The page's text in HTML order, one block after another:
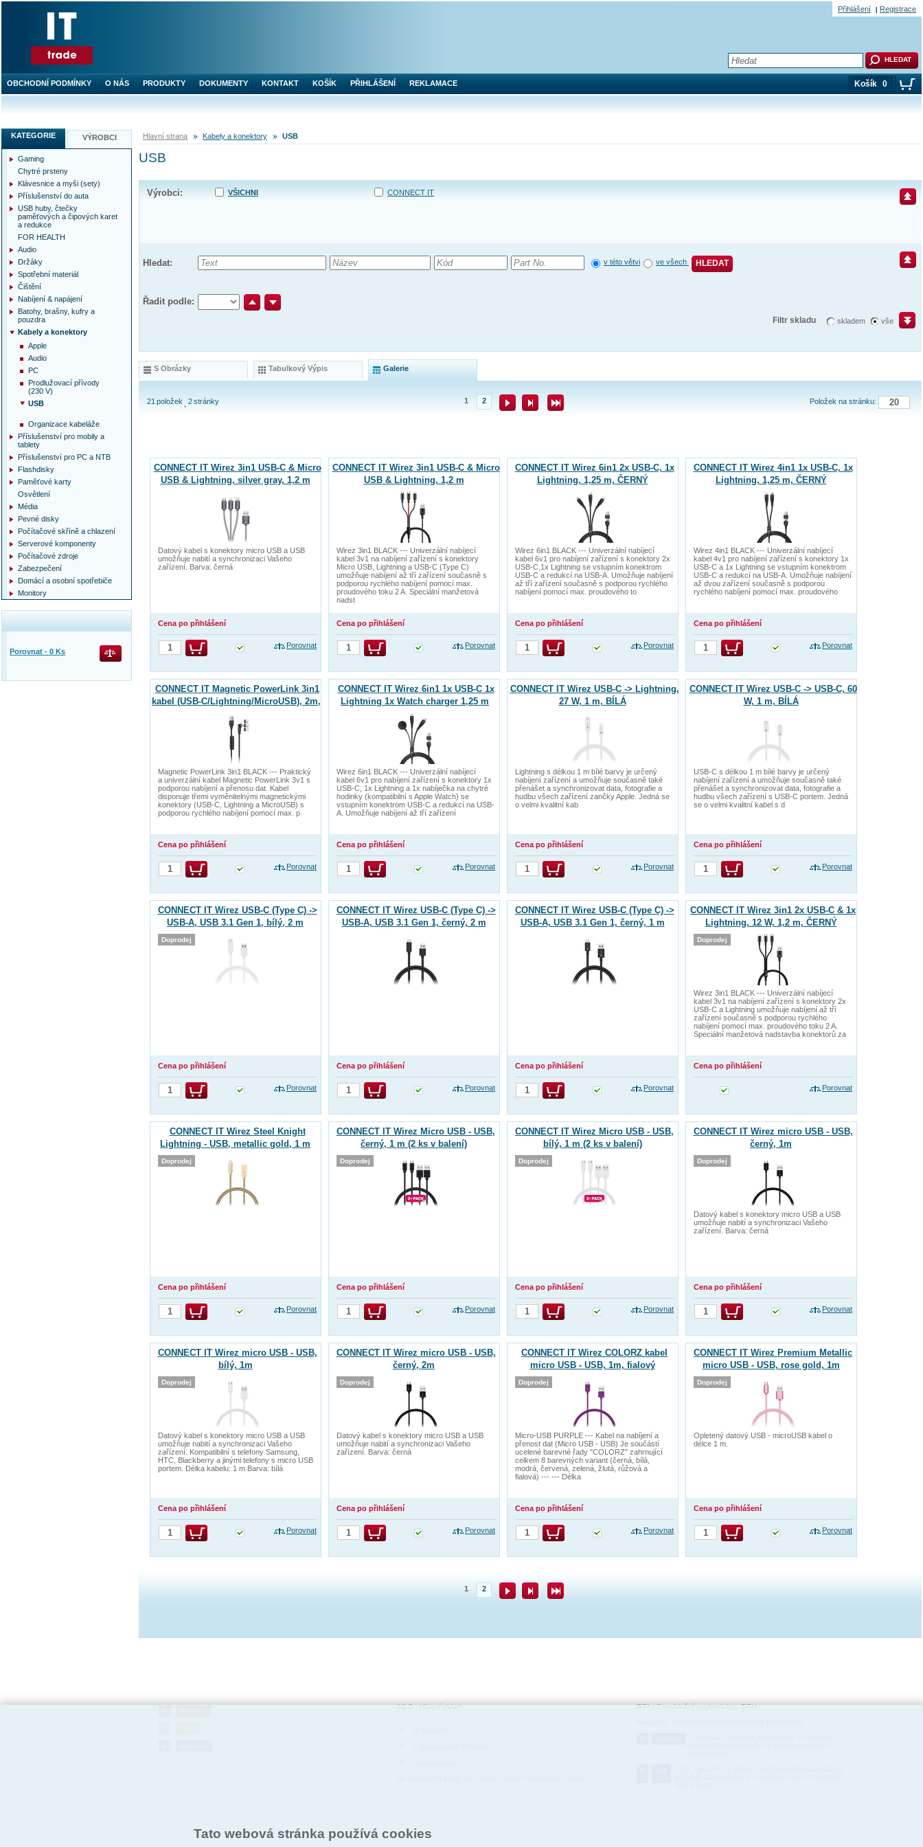
Hlavní strana Kabely a konektory USB
USB
Výrobci: VŠICHNI CONNECT IT
Hledat: v této větvi ve všech HLEDAT
Řadit podle:
Filtr skladu skladem vše
S Obrázky Tabulkový Výpis Galerie
Položek na stránku:
21 položek 2stránky 1 2
CONNECT IT Wirez 3in1 USB-C & Micro
USB & Lightning, silver gray, 1,2 m
Datový kabel s konektory micro USB a USB
umožňuje nabití a synchronizaci Vašeho
zařízení. Barva: černá
Cena po přihlášení
Porovnat
CONNECT IT Wirez 3in1 USB-C & Micro
USB & Lightning, 1,2 m
Wirez 3in1 BLACK --- Univerzální nabíjecí
kabel 3v1 na nabíjení zařízení s konektory
Micro USB, Lightning a USB-C (Type C)
umožňuje nabíjení až tří zařízení současně s
podporou rychlého nabíjení pomocí max.
proudového toku 2 A. Speciální manžetová
nadst
Cena po přihlášení
Porovnat
CONNECT IT Wirez 6in1 2x USB-C, 1x
Lightning, 1,25 m, ČERNÝ
Wirez 6in1 BLACK --- Univerzální nabíjecí
kabel 6v1 pro nabíjení zařízení s konektory 2x
USB-C,1x Lightning se vstupním konektrom
USB-C a redukcí na USB-A. Umožňuje nabíjení
až tří zařízení současně s podporou rychlého
nabíjení pomocí max. proudového to
Cena po přihlášení
Porovnat
CONNECT IT Wirez 4in1 1x USB-C, 1x
Lightning, 1,25 m, ČERNÝ
Wirez 4in1 BLACK --- Univerzální nabíjecí
kabel 4v1 pro nabíjení zařízení s konektory 1x
USB-C a 1x Lightning se vstupním konektrom
USB-C a redukcí na USB-A. Umožňuje nabíjení
až dvou zařízení současně s podporou
rychlého nabíjení pomocí max. proudového
Cena po přihlášení
Porovnat
CONNECT IT Magnetic PowerLink 3in1
kabel (USB-C/Lightning/MicroUSB), 2m,
ČERNÁ
Magnetic PowerLink 3in1 BLACK --- Praktický
a univerzální kabel Magnetic PowerLink 3v1 s
podporou nabíjení a přenosu dat. Kabel
disponuje třemi vyměnitelnými magnetickými
konektory (USB-C, Lightning a MicroUSB) s
podporou rychlého nabíjení pomocí max. p
Cena po přihlášení
Porovnat
CONNECT IT Wirez 6in1 1x USB-C 1x
Lightning 1x Watch charger 1,25 m
ČERNÝ
Wirez 6in1 BLACK --- Univerzální nabíjecí
kabel 6v1 pro nabíjení zařízení s konektory 1x
USB-C, 1x Lightning a 1x nabíječka na chytré
hodinky (kompatibilní s Apple Watch) se
vstupním konektrom USB-C a redukcí na USB-
A. Umožňuje nabíjení až tří zařízení
Cena po přihlášení
Porovnat
CONNECT IT Wirez USB-C -> Lightning,
27 W, 1 m, BÍLÁ
Lightning s délkou 1 m bílé barvy je určený
nabíjení zařízení a umožňuje současně také
přenášet a synchronizovat data, fotografie a
hudbu všech zařízení zančky Apple. Jedná se
o velmi kvalitní kab
Cena po přihlášení
Porovnat
CONNECT IT Wirez USB-C -> USB-C, 60
W, 1 m, BÍLÁ
USB-C s délkou 1 m bílé barvy je určený
nabíjení zařízení a umožňuje současně také
přenášet a synchronizovat data, fotografie a
hudbu všech zařízení s USB-C portem. Jedná
se o velmi kvalitní kabel s d
Cena po přihlášení
Porovnat
CONNECT IT Wirez USB-C (Type C) ->
USB-A, USB 3.1 Gen 1, bílý, 2 m
Cena po přihlášení
Porovnat
Doprodej
CONNECT IT Wirez USB-C (Type C) ->
USB-A, USB 3.1 Gen 1, černý, 2 m
Cena po přihlášení
Porovnat
CONNECT IT Wirez USB-C (Type C) ->
USB-A, USB 3.1 Gen 1, černý, 1 m
Cena po přihlášení
Porovnat
CONNECT IT Wirez 3in1 2x USB-C & 1x
Lightning, 12 W, 1,2 m, ČERNÝ
Wirez 3in1 BLACK --- Univerzální nabíjecí
kabel 3v1 na nabíjení zařízení s konektory 2x
USB-C a Lightning umožňuje nabíjení až tří
zařízení současně s podporou rychlého
nabíjení pomocí max. proudového toku 2 A.
Speciální manžetová nadstavba konektorů za
Cena po přihlášení
Porovnat
Doprodej
CONNECT IT Wirez Steel Knight
Lightning - USB, metallic gold, 1 m
Cena po přihlášení
Porovnat
Doprodej
CONNECT IT Wirez Micro USB - USB,
černý, 1 m (2 ks v balení)
Cena po přihlášení
Porovnat
Doprodej
CONNECT IT Wirez Micro USB - USB,
bílý, 1 m (2 ks v balení)
Cena po přihlášení
Porovnat
Doprodej
CONNECT IT Wirez micro USB - USB,
černý, 1m
Datový kabel s konektory micro USB a USB
umožňuje nabití a synchronizaci Vašeho
zařízení. Barva: černá
Cena po přihlášení
Porovnat
Doprodej
CONNECT IT Wirez micro USB - USB,
bílý, 1m
Datový kabel s konektory micro USB a USB
umožňuje nabití a synchronizaci Vašeho
zařízení. Kompatibilní s telefony Samsung,
HTC, Blackberry a jinými telefony s micro USB
portem. Délka kabelu: 1 m Barva: bílá
Cena po přihlášení
Porovnat
Doprodej
CONNECT IT Wirez micro USB - USB,
černý, 2m
Datový kabel s konektory micro USB a USB
umožňuje nabití a synchronizaci Vašeho
zařízení. Barva: černá
Cena po přihlášení
Porovnat
Doprodej
CONNECT IT Wirez COLORZ kabel
micro USB - USB, 1m, fialový
Micro-USB PURPLE --- Kabel na nabíjení a
přenost dat (Micro USB - USB) Je součástí
ucelené barevné řady "COLORZ" zahrnující
celkem 8 barevných variant (černá, bílá,
modrá, červená, zelená, žlutá, růžová a
fialová) --- --- Délka
Cena po přihlášení
Porovnat
Doprodej
CONNECT IT Wirez Premium Metallic
micro USB - USB, rose gold, 1m
Opletený datový USB - microUSB kabel o
délce 1 m.
Cena po přihlášení
Porovnat
Doprodej
1 2
HLS-Hlavní sklad RP*-Recyklační poplatek bez DPH
KATEGORIE VÝROBCI
Gaming
Chytré prsteny
Klávesnice a myši (sety)
Příslušenství do auta
USB huby, čtečky
paměťových a čipových karet
a redukce
FOR HEALTH
Audio
Držáky
Spotřební materiál
Čištění
Nabíjení & napájení
Batohy, brašny, kufry a
pouzdra
Kabely a konektory
Apple
Audio
PC
Prodlužovací přívody
(230 V)
USB
Organizace kabeláže
Příslušenství pro mobily a
tablety
Příslušenství pro PC a NTB
Flashdisky
Paměťové karty
Osvětlení
Média
Pevné disky
Počítačové skříně a chlazení
Serverové komponenty
Počítačové zdroje
Zabezpečení
Domácí a osobní spotřebiče
Monitory
Porovnat - 0 Ks
OBCHODNÍ PODMÍNKY O NÁS PRODUKTY DOKUMENTY KONTAKT KOŠÍK PŘIHLÁŠENÍ REKLAMACE Košík 0
Přihlášení Registrace
Tato webová stránka používá cookies